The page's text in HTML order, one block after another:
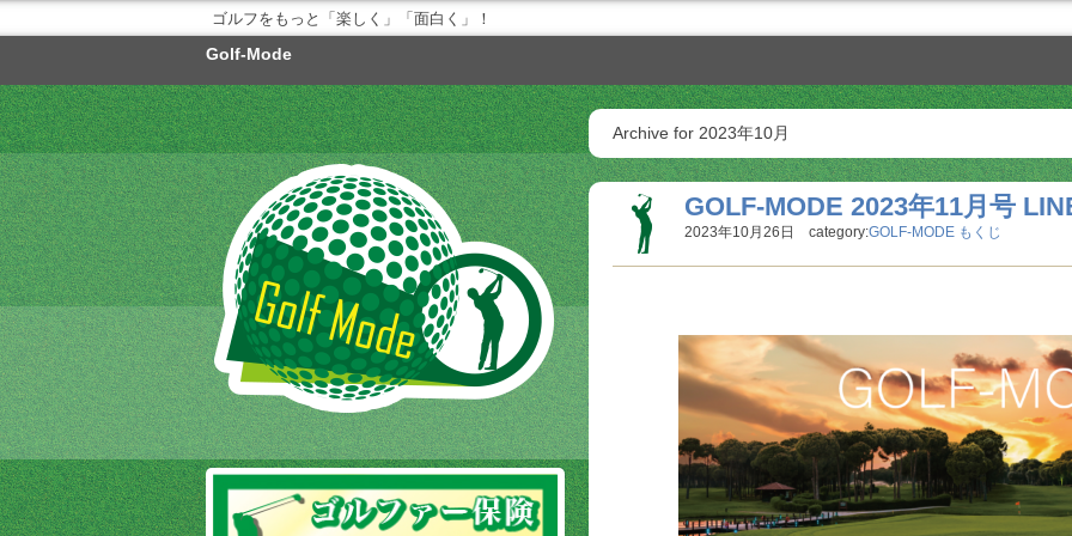
ゴルフをもっと「楽しく」「面白く」！
Golf-Mode
Archive for 2023年10月
GOLF-MODE 2023年11月号
2023年10月26日 category:GOLF-MODE もくじ